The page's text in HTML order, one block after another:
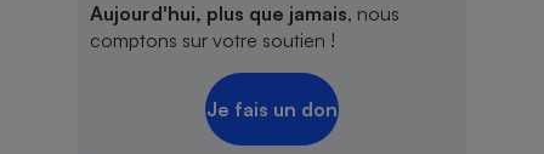
Aujourd'hui, plus que jamais, nous
comptons sur votre soutien !
Je fais un don